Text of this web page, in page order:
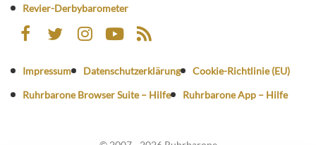
Revier-Derbybarometer
Impressum Datenschutzerklärung
Cookie-Richtlinie (EU)
Ruhrbarone Browser Suite – Hilfe
Ruhrbarone App – Hilfe